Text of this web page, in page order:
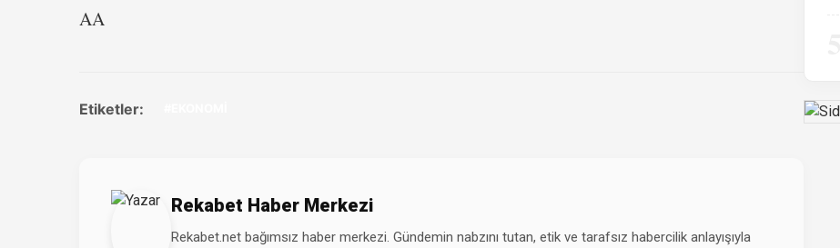
AA
Etiketler:
Rekabet Haber Merkezi
Rekabet.net bağımsız haber merkezi. Gündemin nabzını tutan, etik ve tarafsız habercilik anlayışıyla